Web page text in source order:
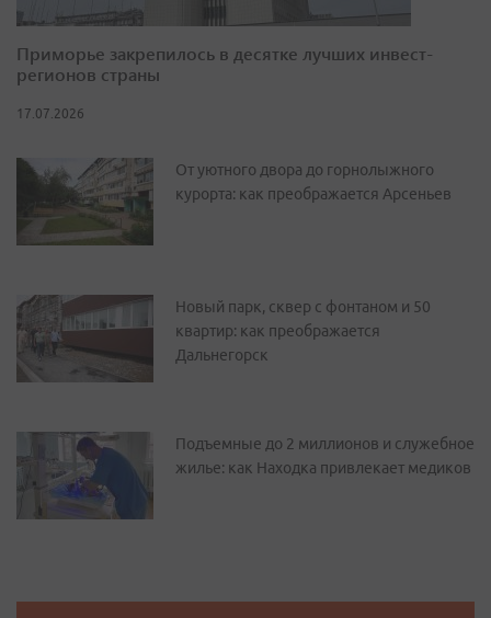
Приморье закрепилось в десятке лучших инвест-
регионов страны
17.07.2026
От уютного двора до горнолыжного
курорта: как преображается Арсеньев
Новый парк, сквер с фонтаном и 50
квартир: как преображается
Дальнегорск
Подъемные до 2 миллионов и служебное
жилье: как Находка привлекает медиков